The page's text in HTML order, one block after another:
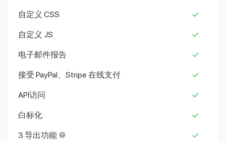
自定义 CSS
自定义 JS
电子邮件报告
接受 PayPal、Stripe 在线支付
API访问
白标化
3 导出功能